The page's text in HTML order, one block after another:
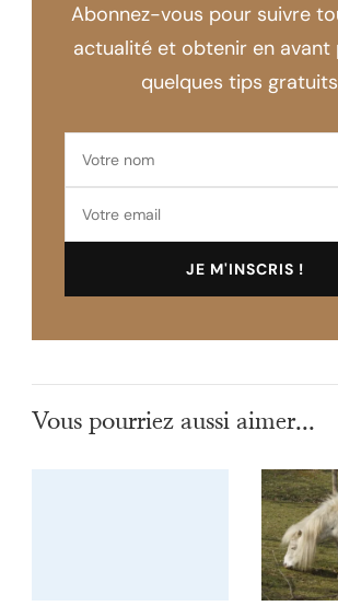
Abonnez-vous pour suivre
actualité et obtenir en avant
quelques tips
Vous pourriez aussi aimer...